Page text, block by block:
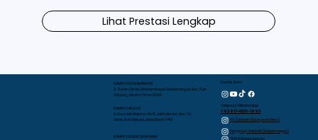
Lihat Prestasi Lengkap
KAMPUS RAWAMANGUN
Jl. Sunan Giri No.1 Rawamangun, Rawamangun, Kec. Pulo
Gadung, Jakarta Timur 13220
KAMPUS BEKASI
Jl. Raya Jati Makmur No.10, Jatimakmur, Kec. Pd.
Gede, Kota Bekasi, Jawa Barat 17413
KAMPUS KEBAYORAN BARU
Kontak Kami
Telepon/WhatsApp
+62 817-0337-1952
RA Sakinah (Kebayoran Baru)
Playgroup Sakinah (Rawamangun)
TKIA 13 Rawamangun